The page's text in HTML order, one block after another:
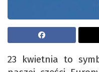
23 kwietnia to